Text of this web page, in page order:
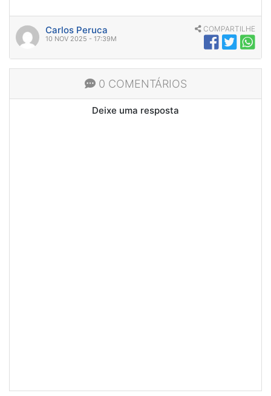
Carlos Peruca
10 NOV 2025 - 17:39M
COMPARTILHE
0 COMENTÁRIOS
Deixe uma resposta